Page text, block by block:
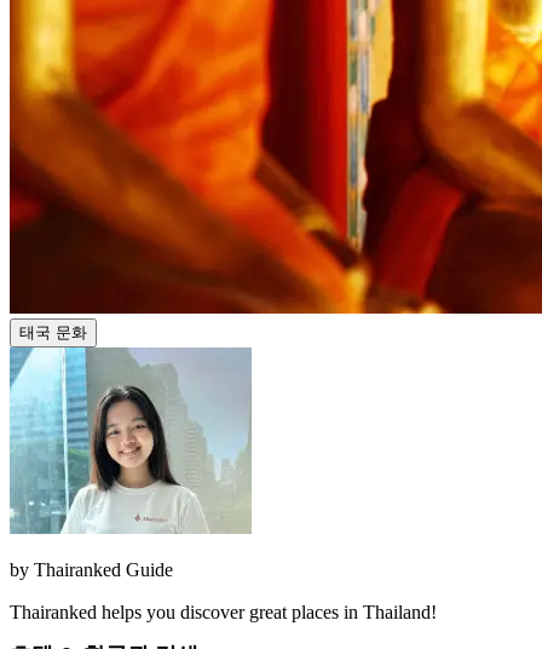
태국 문화
by Thairanked Guide
Thairanked helps you discover great places in Thailand!